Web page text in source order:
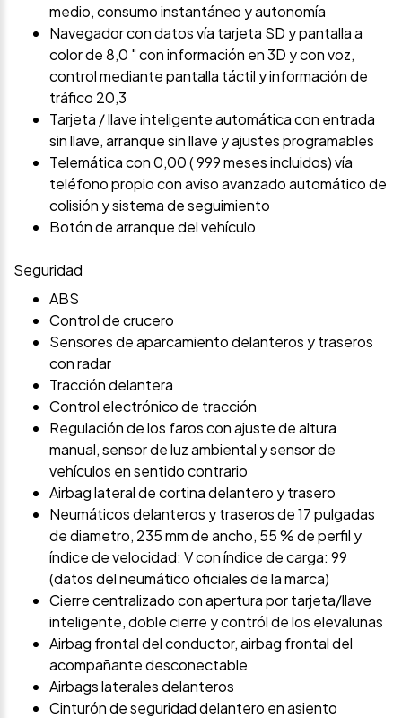
medio, consumo instantáneo y autonomía
Navegador con datos vía tarjeta SD y pantalla a
color de 8,0 " con información en 3D y con voz,
control mediante pantalla táctil y información de
tráfico 20,3
Tarjeta / llave inteligente automática con entrada
sin llave, arranque sin llave y ajustes programables
Telemática con 0,00 ( 999 meses incluidos) vía
teléfono propio con aviso avanzado automático de
colisión y sistema de seguimiento
Botón de arranque del vehículo
Seguridad
ABS
Control de crucero
Sensores de aparcamiento delanteros y traseros
con radar
Tracción delantera
Control electrónico de tracción
Regulación de los faros con ajuste de altura
manual, sensor de luz ambiental y sensor de
vehículos en sentido contrario
Airbag lateral de cortina delantero y trasero
Neumáticos delanteros y traseros de 17 pulgadas
de diametro, 235 mm de ancho, 55 % de perfil y
índice de velocidad: V con índice de carga: 99
(datos del neumático oficiales de la marca)
Cierre centralizado con apertura por tarjeta/llave
inteligente, doble cierre y contról de los elevalunas
Airbag frontal del conductor, airbag frontal del
acompañante desconectable
Airbags laterales delanteros
Cinturón de seguridad delantero en asiento